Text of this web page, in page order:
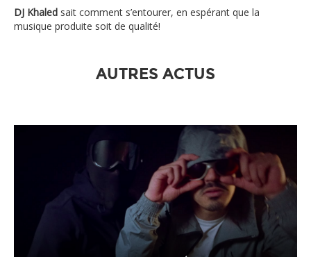
DJ Khaled sait comment s’entourer, en espérant que la
musique produite soit de qualité!
AUTRES ACTUS